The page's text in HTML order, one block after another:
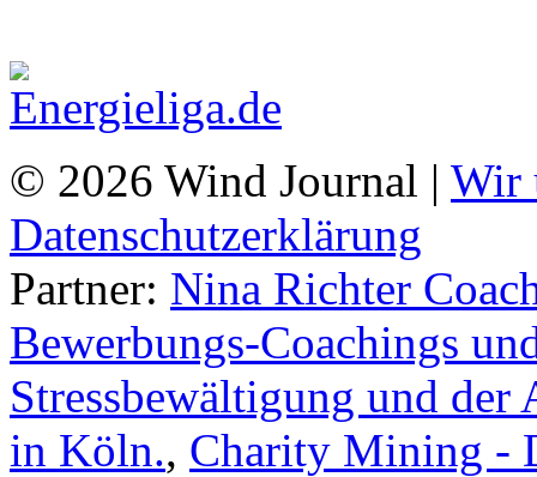
© 2026 Wind Journal | Wir
Datenschutzerklärung
Partner: Nina Richter
Bewerbungs-Coachings
Stressbewältigung und
in Köln., Charity Mining -